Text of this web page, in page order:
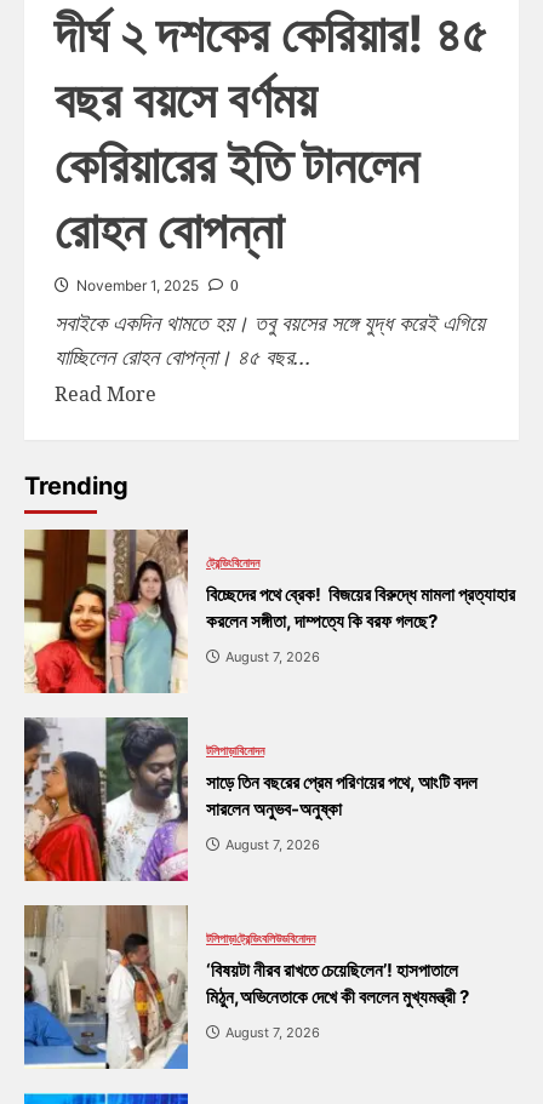
দীর্ঘ ২ দশকের কেরিয়ার! ৪৫
বছর বয়সে বর্ণময়
কেরিয়ারের ইতি টানলেন
রোহন বোপন্না
November 1, 2025 0
সবাইকে একদিন থামতে হয়। তবু বয়সের সঙ্গে যুদ্ধ করেই এগিয়ে
যাচ্ছিলেন রোহন বোপন্না। ৪৫ বছর...
Read More
Trending
ট্রেন্ডিংবিনোদন
বিচ্ছেদের পথে ব্রেক! বিজয়ের বিরুদ্ধে মামলা প্রত্যাহার
করলেন সঙ্গীতা, দাম্পত্যে কি বরফ গলছে?
August 7, 2026
টলিপাড়াবিনোদন
সাড়ে তিন বছরের প্রেম পরিণয়ের পথে, আংটি বদল
সারলেন অনুভব-অনুষ্কা
August 7, 2026
টলিপাড়াট্রেন্ডিংবলিউডবিনোদন
‘বিষয়টা নীরব রাখতে চেয়েছিলেন’! হাসপাতালে
মিঠুন,অভিনেতাকে দেখে কী বললেন মুখ্যমন্ত্রী ?
August 7, 2026